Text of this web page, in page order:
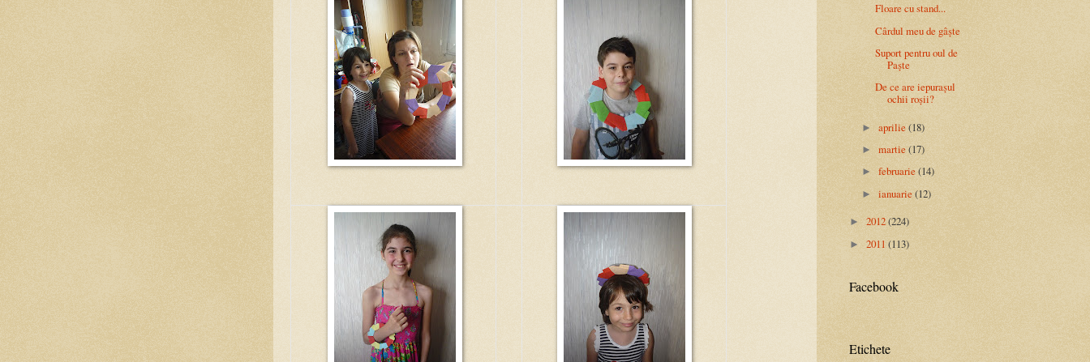
Floare cu stand...
Cârdul meu de gâște
Suport pentru oul de
Paște
De ce are iepurașul
ochii roșii?
►aprilie(18)
►martie(17)
►februarie(14)
►ianuarie(12)
► 2012(224)
► 2011 (113)
Facebook
Etichete